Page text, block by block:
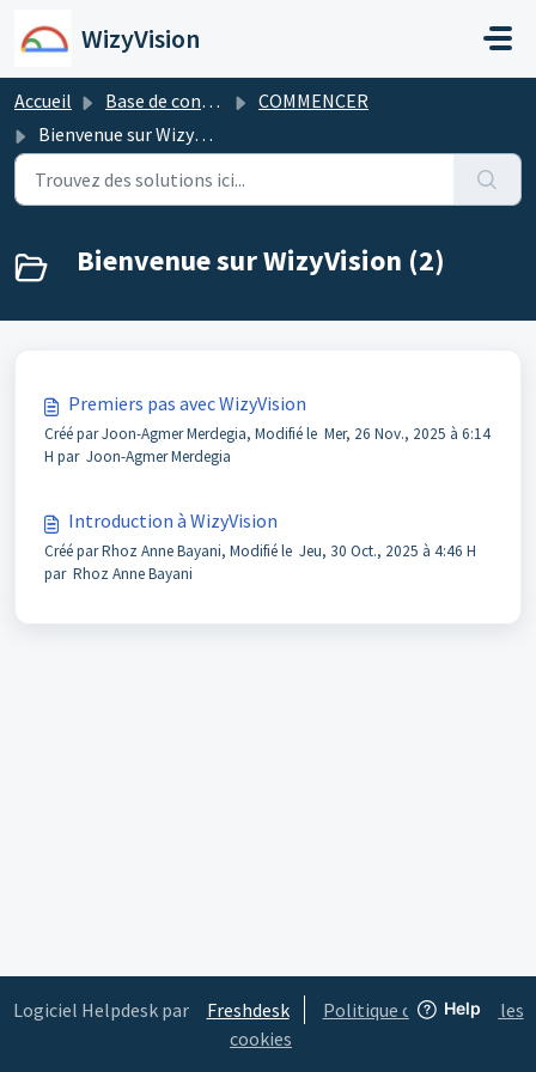
WizyVision
Accueil Base de connaissances
COMMENCER
Bienvenue sur WizyVision
Bienvenue sur WizyVision (2)
Premiers pas avec WizyVision
Créé par Joon-Agmer Merdegia, Modifié le Mer, 26 Nov., 2025 à 6:14
H par Joon-Agmer Merdegia
Introduction à WizyVision
Créé par Rhoz Anne Bayani, Modifié le Jeu, 30 Oct., 2025 à 4:46 H
par Rhoz Anne Bayani
Logiciel Helpdesk par Freshdesk
Politique concernant les
cookies